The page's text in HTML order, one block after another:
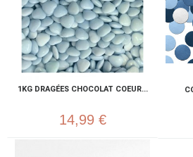
1KG DRAGÉES CHOCOLAT COEUR...
14,99 €